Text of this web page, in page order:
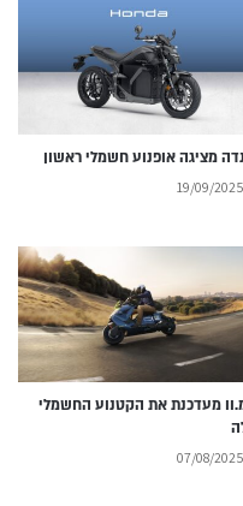
מציגה אופנוע חשמלי ראשון
19/09/2025
מעדכנת את הקטנוע החשמלי
07/08/2025